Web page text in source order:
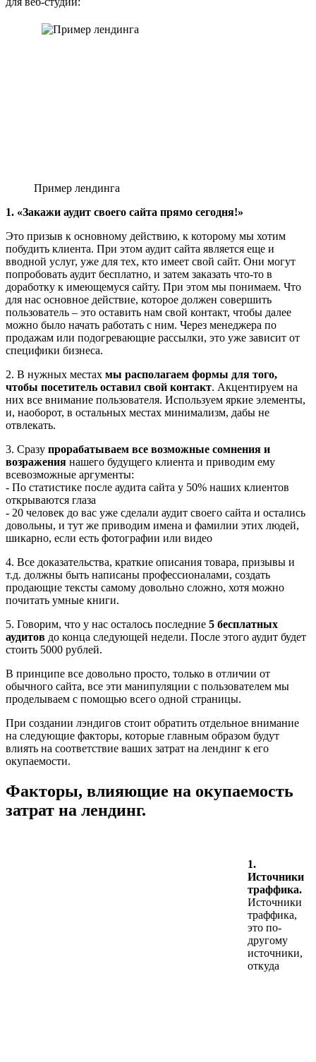
Пример лендинга
1. «Закажи аудит своего сайта прямо сегодня!»
Это призыв к основному действию, к которому мы хотим
побудить клиента. При этом аудит сайта является еще и
вводной услуг, уже для тех, кто имеет свой сайт. Они могут
попробовать аудит бесплатно, и затем заказать что-то в
доработку к имеющемуся сайту. При этом мы понимаем. Что
для нас основное действие, которое должен совершить
пользователь – это оставить нам свой контакт, чтобы далее
можно было начать работать с ним. Через менеджера по
продажам или подогревающие рассылки, это уже зависит от
специфики бизнеса.
2. В нужных местах мы располагаем формы для того,
чтобы посетитель оставил свой контакт. Акцентируем на
них все внимание пользователя. Используем яркие элементы,
и, наоборот, в остальных местах минимализм, дабы не
отвлекать.
3. Сразу прорабатываем все возможные сомнения и
возражения нашего будущего клиента и приводим ему
всевозможные аргументы:
- По статистике после аудита сайта у 50% наших клиентов
открываются глаза
- 20 человек до вас уже сделали аудит своего сайта и остались
довольны, и тут же приводим имена и фамилии этих людей,
шикарно, если есть фотографии или видео
4. Все доказательства, краткие описания товара, призывы и
т.д. должны быть написаны профессионалами, создать
продающие тексты самому довольно сложно, хотя можно
почитать умные книги.
5. Говорим, что у нас осталось последние 5 бесплатных
аудитов до конца следующей недели. После этого аудит будет
стоить 5000 рублей.
В принципе все довольно просто, только в отличии от
обычного сайта, все эти манипуляции с пользователем мы
проделываем с помощью всего одной страницы.
При создании лэндигов стоит обратить отдельное внимание
на следующие факторы, которые главным образом будут
влиять на соответствие ваших затрат на лендинг к его
окупаемости.
Факторы, влияющие на окупаемость
затрат на лендинг.
1.
Источники
траффика.
Источники
траффика,
это по-
другому
источники,
откуда